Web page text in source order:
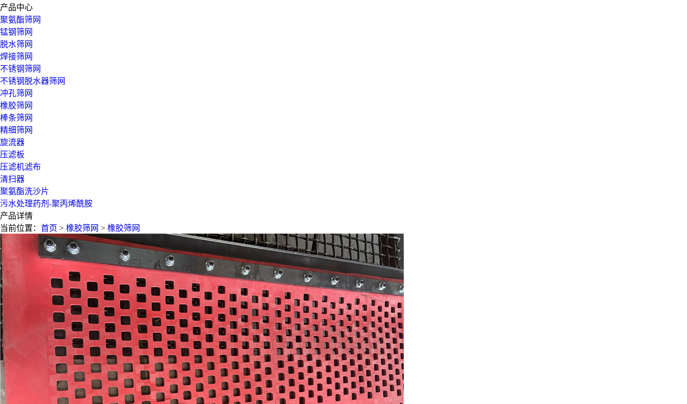
产品中心
聚氨酯筛网
锰钢筛网
脱水筛网
焊接筛网
不锈钢筛网
不锈钢脱水器筛网
冲孔筛网
橡胶筛网
棒条筛网
精细筛网
旋流器
压滤板
压滤机滤布
清扫器
聚氨酯洗沙片
污水处理药剂-聚丙烯酰胺
产品详情
当前位置： 首页 > 橡胶筛网 > 橡胶筛网